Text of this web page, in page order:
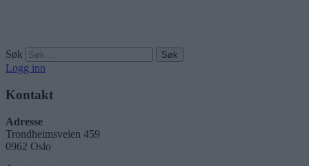
Søk
Logg inn
Kontakt
Adresse
Trondheimsveien 459
0962 Oslo